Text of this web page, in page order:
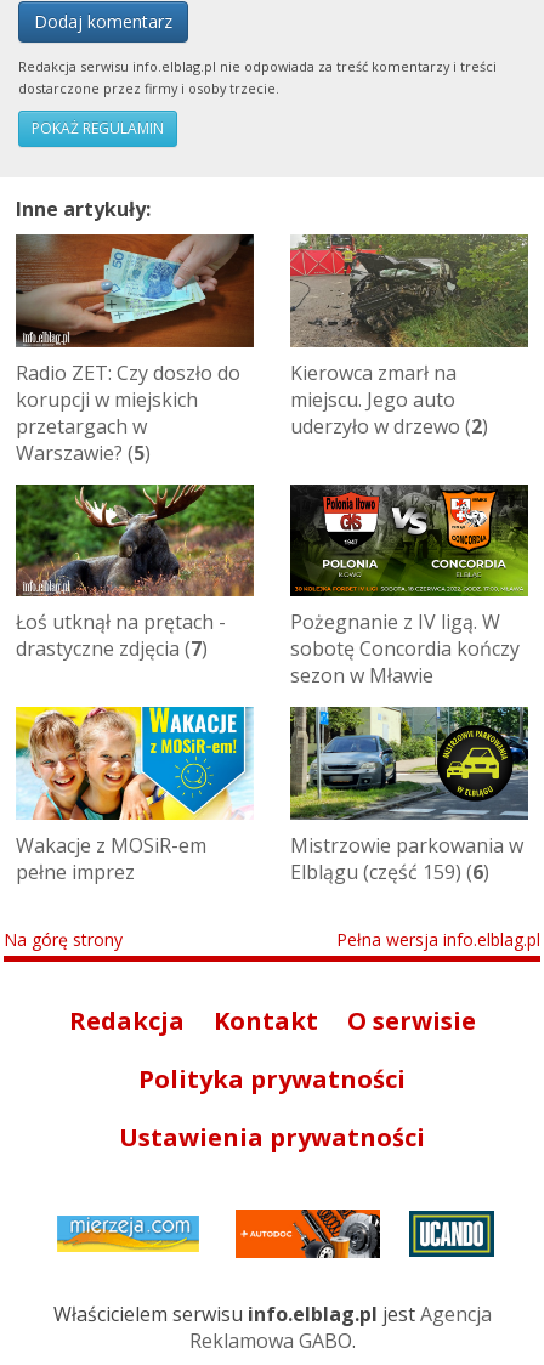
Dodaj komentarz
Redakcja serwisu info.elblag.pl nie odpowiada za treść komentarzy i treści
dostarczone przez firmy i osoby trzecie.
POKAŻ REGULAMIN
Inne artykuły:
Radio ZET: Czy doszło do
korupcji w miejskich
przetargach w
Warszawie? (5)
Kierowca zmarł na
miejscu. Jego auto
uderzyło w drzewo (2)
Łoś utknął na prętach -
drastyczne zdjęcia (7)
Pożegnanie z IV ligą. W
sobotę Concordia kończy
sezon w Mławie
Wakacje z MOSiR-em
pełne imprez
Mistrzowie parkowania w
Elblągu (część 159) (6)
Na górę strony Pełna wersja info.elblag.pl
Redakcja Kontakt
O serwisie
Polityka prywatności
Ustawienia prywatności
Właścicielem serwisu info.elblag.pl jestAgencja
Reklamowa GABO.